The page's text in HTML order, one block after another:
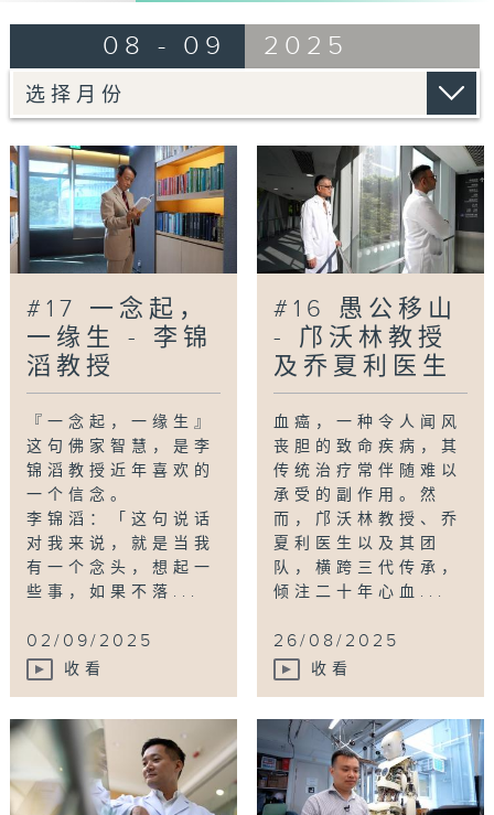
主持：董光达医生
嘉宾：李锦滔教授(威尔斯亲王医院内科及药物
治疗学系顾问医生、香港医学专科学院主席)
Tag: 李锦滔 一念起一缘生 双袋腹膜透析法,
香
港医学专科学院,威尔斯亲王医院
08 - 09 2025
#17 一念起，
一缘生 - 李锦
滔教授
『一念起，一缘生』
这句佛家智慧，是李
锦滔教授近年喜欢的
一个信念。
李锦滔：「这句说话
对我来说，就是当我
有一个念头，想起一
些事，如果不落...
02/09/2025
收看
#16 愚公移山
- 邝沃林教授
及乔夏利医生
血癌，一种令人闻风
丧胆的致命疾病，其
传统治疗常伴随难以
承受的副作用。然
而，邝沃林教授、乔
夏利医生以及其团
队，横跨三代传承，
倾注二十年心血...
26/08/2025
收看